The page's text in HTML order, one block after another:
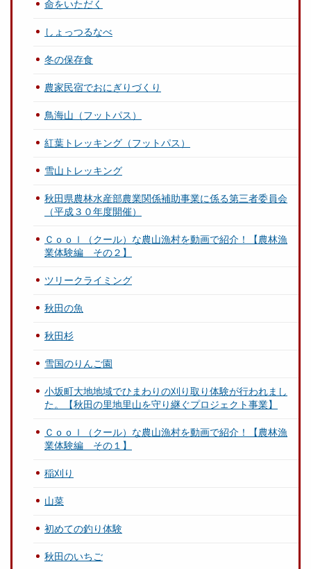
命をいただく
しょっつるなべ
冬の保存食
農家民宿でおにぎりづくり
鳥海山（フットパス）
紅葉トレッキング（フットパス）
雪山トレッキング
秋田県農林水産部農業関係補助事業に係る第三者委員会
（平成３０年度開催）
Ｃｏｏｌ（クール）な農山漁村を動画で紹介！【農林漁
業体験編 その２】
ツリークライミング
秋田の魚
秋田杉
雪国のりんご園
小坂町大地地域でひまわりの刈り取り体験が行われまし
た。【秋田の里地里山を守り継ぐプロジェクト事業】
Ｃｏｏｌ（クール）な農山漁村を動画で紹介！【農林漁
業体験編 その１】
稲刈り
山菜
初めての釣り体験
秋田のいちご